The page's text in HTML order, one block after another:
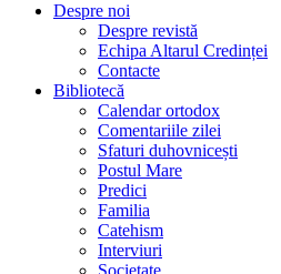
Despre noi
Despre revistă
Echipa Altarul Credinței
Contacte
Bibliotecă
Calendar ortodox
Comentariile zilei
Sfaturi duhovnicești
Postul Mare
Predici
Familia
Catehism
Interviuri
Societate